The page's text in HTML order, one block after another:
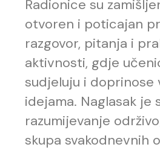
Radionice su
otvoren i poticajan
razgovor, pitanja i
aktivnosti, gdje
sudjeluju i doprinose
idejama. Naglasak je
razumijevanje
skupa svakodnevnih